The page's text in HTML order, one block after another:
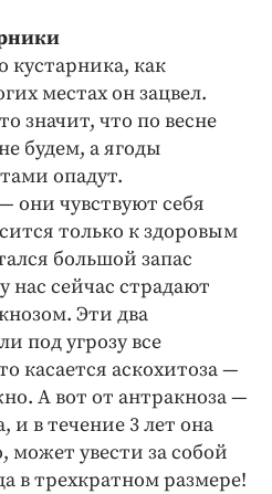
кустарника, как
местах он зацвел.
значит, что по весне
будем, а ягоды
опадут.
они чувствуют себя
только к здоровым
большой запас
сейчас страдают
Эти два
под угрозу все
касается аскохитоза —
А вот от антракноза —
и в течение 3 лет она
может увести за собой
в трехкратном размере!